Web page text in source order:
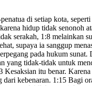
di setiap kota,
hidup tidak senonoh
serakah, 1:8 melainkan
supaya ia sanggup
pada hukum sunat.
yang tidak-tidak untuk
Kesaksian itu benar.
dari kebenaran. 1:15 Bagi